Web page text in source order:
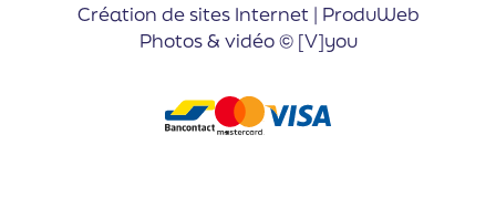
Création de sites Internet | ProduWeb
Photos & vidéo © [V]you